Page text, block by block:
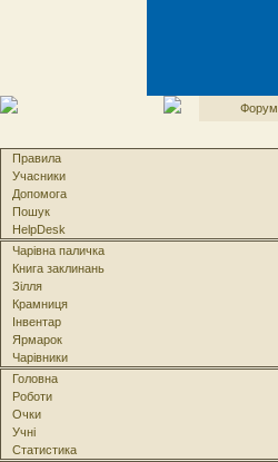
Форум
Правила
Учасники
Допомога
Пошук
HelpDesk
Чарівна паличка
Книга заклинань
Зілля
Крамниця
Інвентар
Ярмарок
Чарівники
Головна
Роботи
Очки
Учні
Статистика